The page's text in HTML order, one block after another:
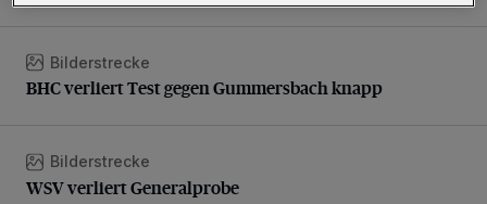
BHC verliert Test gegen Gummersbach knapp
Bilderstrecke
BHC verliert Test gegen Gummersbach knapp
WSV verliert Generalprobe
Bilderstrecke
WSV verliert Generalprobe